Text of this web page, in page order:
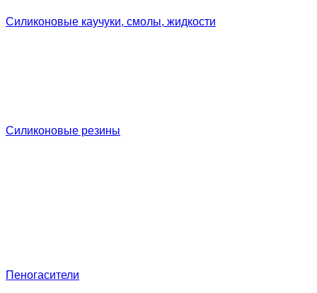
Силиконовые каучуки, смолы, жидкости
Силиконовые резины
Пеногасители